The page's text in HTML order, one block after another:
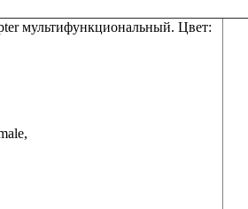
мультифункциональный. Цвет: